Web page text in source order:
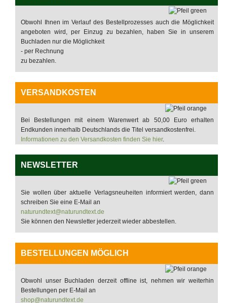
Obwohl Ihnen im Verlauf des Bestellprozesses auch die Möglichkeit
angeboten wird, per Einzug zu bezahlen, haben Sie in unserem
Buchladen nur die Möglichkeit
- per Rechnung
zu bezahlen.
VERSANDKOSTEN
Bei Bestellungen mit einem Warenwert ab 50,00 Euro erhalten
Endkunden innerhalb Deutschlands die Titel versandkostenfrei.
Informationen zu den Versandkosten finden Sie hier.
NEWSLETTER
Sie wollen über aktuelle Verlagsneuheiten informiert werden, dann
schreiben Sie eine E-Mail an
naturundtext@naturundtext.de
Sie können den Newsletter jederzeit wieder abbestellen.
BESTELLUNGEN MÖGLICH
Obwohl unser Buchladen derzeit offline ist, nehmen wir weiterhin
Bestellungen per E-Mail an
shop@naturundtext.de